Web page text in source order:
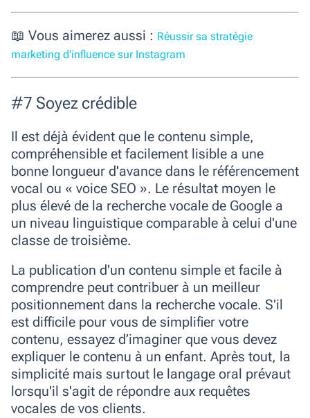
📖 Vous aimerez aussi : Réussir sa stratégie
marketing d'influence sur Instagram
#7 Soyez crédible
Il est déjà évident que le contenu simple,
compréhensible et facilement lisible a une
bonne longueur d'avance dans le référencement
vocal ou « voice SEO ». Le résultat moyen le
plus élevé de la recherche vocale de Google a
un niveau linguistique comparable à celui d'une
classe de troisième.
La publication d'un contenu simple et facile à
comprendre peut contribuer à un meilleur
positionnement dans la recherche vocale. S'il
est difficile pour vous de simplifier votre
contenu, essayez d’imaginer que vous devez
expliquer le contenu à un enfant. Après tout, la
simplicité mais surtout le langage oral prévaut
lorsqu'il s'agit de répondre aux requêtes
vocales de vos clients.